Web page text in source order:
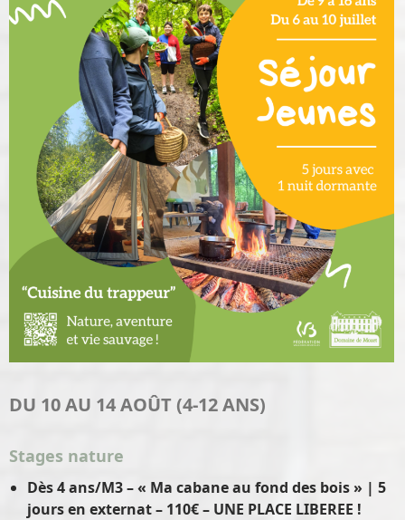
DU 10 AU 14 AOÛT (4-12 ANS)
Stages nature
Dès 4 ans/M3 – « Ma cabane au fond des bois » | 5
jours en externat – 110€– UNE PLACE LIBEREE !